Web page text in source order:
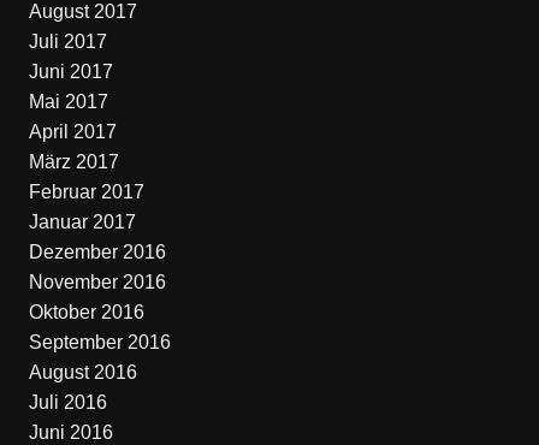
August 2017
Juli 2017
Juni 2017
Mai 2017
April 2017
März 2017
Februar 2017
Januar 2017
Dezember 2016
November 2016
Oktober 2016
September 2016
August 2016
Juli 2016
Juni 2016